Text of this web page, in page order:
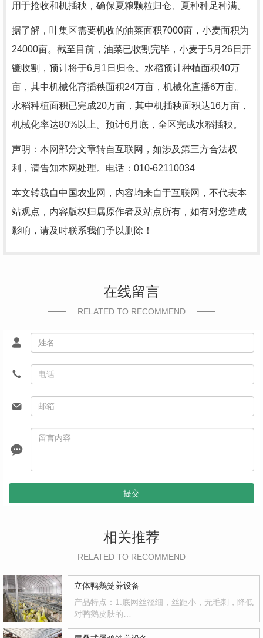
用于抢收和机插秧，确保夏粮颗粒归仓、夏种种足种满。
据了解，叶集区需要机收的油菜面积7000亩，小麦面积为
24000亩。截至目前，油菜已收割完毕，小麦于5月26日开
镰收割，预计将于6月1日归仓。水稻预计种植面积40万
亩，其中机械化育插秧面积24万亩，机械化直播6万亩。
水稻种植面积已完成20万亩，其中机插秧面积达16万亩，
机械化率达80%以上。预计6月底，全区完成水稻插秧。
声明：本网部分文章转自互联网，如涉及第三方合法权
利，请告知本网处理。电话：010-62110034
本文转载自中国农业网，内容均来自于互联网，不代表本
站观点，内容版权归属原作者及站点所有，如有对您造成
影响，请及时联系我们予以删除！
在线留言
RELATED TO RECOMMEND
提交
相关推荐
RELATED TO RECOMMEND
立体鸭鹅笼养设备
产品特点：1.底网丝径细，丝距小，无毛刺，降低
对鸭鹅皮肤的…